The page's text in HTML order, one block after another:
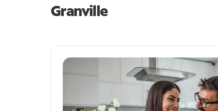
Granville